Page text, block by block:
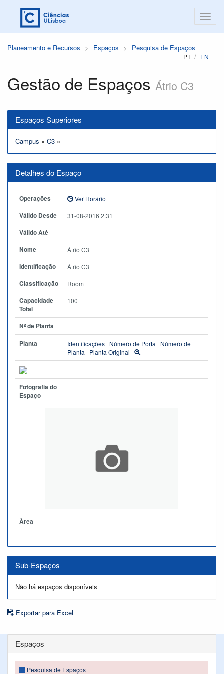
Planeamento e Recursos Espaços Pesquisa de Espaços
PT EN
Gestão de Espaços Átrio C3
Espaços Superiores
Campus » C3 »
Detalhes do Espaço
Operações Ver Horário
Válido Desde 31-08-2016 2:31
Válido Até
Nome
Átrio C3
Identificação Átrio C3
Classificação Room
Capacidade
Total
100
Nº de Planta
Planta
Identificações | Número de Porta | Número de
Planta | Planta Original |
Fotografia do
Espaço
Àrea
Sub-Espaços
Não há espaços disponíveis
Exportar para Excel
Espaços
Pesquisa de Espaços